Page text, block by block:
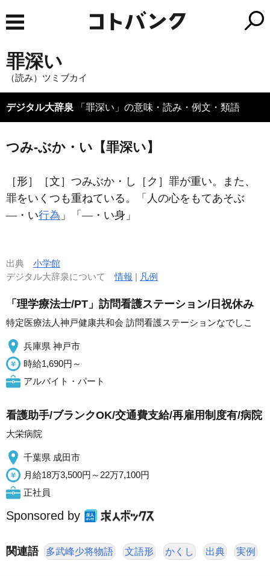
罪深い
（読み）ツミブカイ
デジタル大辞泉 「罪深い」の意味・読み・例文・類語
つみ‐ぶか・い【罪深い】
［形］ ［文］つみぶか・し ［ク］ 罪が重い。また、
罪をいくつも重ねている。「人の心をもてあそぶ
―・い行為 」「―・い身」
出典 小学館
デジタル大辞泉について情報 | 凡例
「理学療法士/PT」訪問看護ステーション/日祝休み
特定医療法人神戸健康共和会 訪問看護ステーションなでしこ
兵庫県 神戸市
時給1,690円～
アルバイト・パート
看護助手/ブランクOK/交通費支給/再雇用制度有/病院
大栄病院
千葉県 成田市
月給18万3,500円～22万7,100円
正社員
Sponsored by
関連語 多武峰少将物語 文語形 かくし 出典 実例